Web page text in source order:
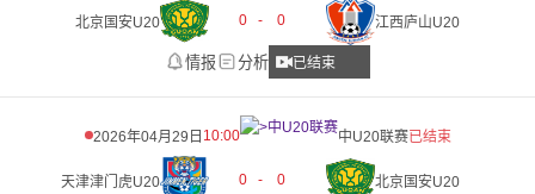
北京国安U20 0 - 0 江西庐山U20
情报 分析 已结束
2026年04月29日 10:00 中U20联赛已结束
天津津门虎U20 0 - 0 北京国安U20